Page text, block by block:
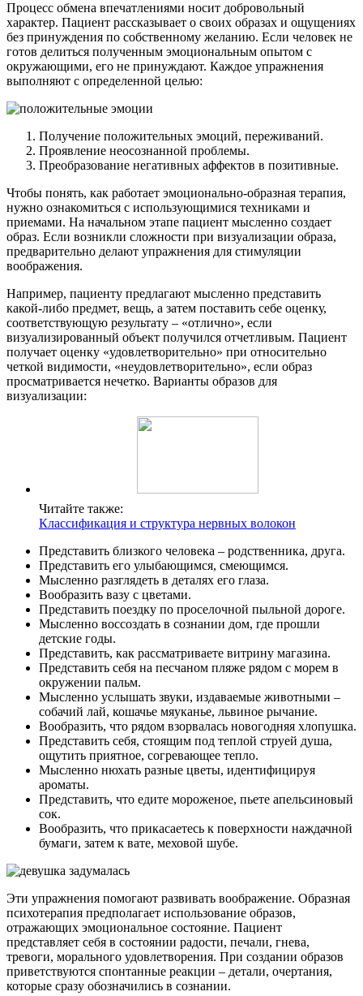
Процесс обмена впечатлениями носит добровольный
характер. Пациент рассказывает о своих образах и ощущениях
без принуждения по собственному желанию. Если человек не
готов делиться полученным эмоциональным опытом с
окружающими, его не принуждают. Каждое упражнения
выполняют с определенной целью:
Получение положительных эмоций, переживаний.
Проявление неосознанной проблемы.
Преобразование негативных аффектов в позитивные.
Чтобы понять, как работает эмоционально-образная терапия,
нужно ознакомиться с использующимися техниками и
приемами. На начальном этапе пациент мысленно создает
образ. Если возникли сложности при визуализации образа,
предварительно делают упражнения для стимуляции
воображения.
Например, пациенту предлагают мысленно представить
какой-либо предмет, вещь, а затем поставить себе оценку,
соответствующую результату – «отлично», если
визуализированный объект получился отчетливым. Пациент
получает оценку «удовлетворительно» при относительно
четкой видимости, «неудовлетворительно», если образ
просматривается нечетко. Варианты образов для
визуализации:
Читайте также:
Классификация и структура нервных волокон
Представить близкого человека – родственника, друга.
Представить его улыбающимся, смеющимся.
Мысленно разглядеть в деталях его глаза.
Вообразить вазу с цветами.
Представить поездку по проселочной пыльной дороге.
Мысленно воссоздать в сознании дом, где прошли
детские годы.
Представить, как рассматриваете витрину магазина.
Представить себя на песчаном пляже рядом с морем в
окружении пальм.
Мысленно услышать звуки, издаваемые животными –
собачий лай, кошачье мяуканье, львиное рычание.
Вообразить, что рядом взорвалась новогодняя хлопушка.
Представить себя, стоящим под теплой струей душа,
ощутить приятное, согревающее тепло.
Мысленно нюхать разные цветы, идентифицируя
ароматы.
Представить, что едите мороженое, пьете апельсиновый
сок.
Вообразить, что прикасаетесь к поверхности наждачной
бумаги, затем к вате, меховой шубе.
Эти упражнения помогают развивать воображение. Образная
психотерапия предполагает использование образов,
отражающих эмоциональное состояние. Пациент
представляет себя в состоянии радости, печали, гнева,
тревоги, морального удовлетворения. При создании образов
приветствуются спонтанные реакции – детали, очертания,
которые сразу обозначились в сознании.